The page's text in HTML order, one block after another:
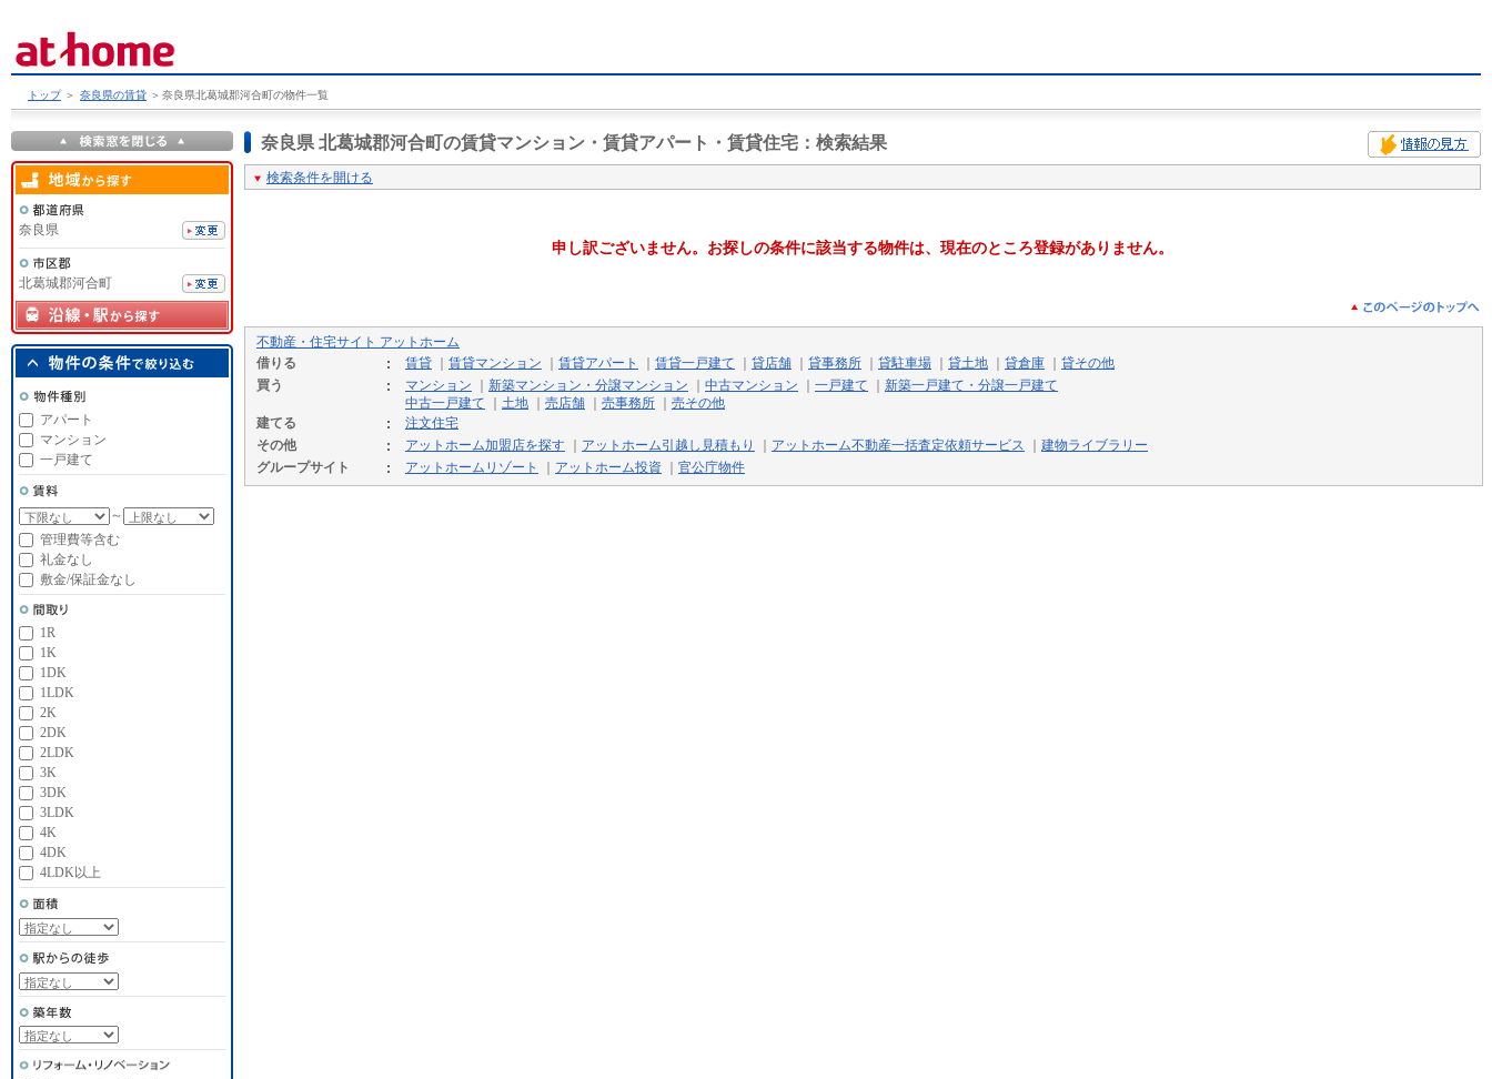
トップ ＞ 奈良県の賃貸 ＞ 奈良県北葛城郡河合町の物件一覧
奈良県 北葛城郡河合町の賃貸マンション・賃貸アパート・賃貸住宅 ：検索結果
検索条件を開ける
申し訳ございません。お探しの条件に該当する物件は、現在のところ登録がありません。
不動産・住宅サイト アットホーム
借りる
賃貸 賃貸マンション 賃貸アパート 賃貸一戸建て 貸店舗 貸事務所 貸駐車場 貸土地 貸倉庫
貸その他
買う
マンション 新築マンション・分譲マンション 中古マンション 一戸建て
新築一戸建て・分譲一戸建て
中古一戸建て
土地 売店舗 売事務所
売その他
建てる
注文住宅
その他
アットホーム加盟店を探す アットホーム引越し見積もり アットホーム不動産一括査定依頼サービス
建物ライブラリー
グループサイト
アットホームリゾート アットホーム投資 官公庁物件
奈良県
北葛城郡河合町
アパート
マンション
一戸建て
～
管理費等含む
礼金なし
敷金/保証金なし
1R
1K
1DK
1LDK
2K
2DK
2LDK
3K
3DK
3LDK
4K
4DK
4LDK以上